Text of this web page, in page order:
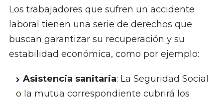
Los trabajadores que sufren un accidente
laboral tienen una serie de derechos que
buscan garantizar su recuperación y su
estabilidad económica, como por ejemplo:
Asistencia sanitaria: La Seguridad Social
o la mutua correspondiente cubrirá los